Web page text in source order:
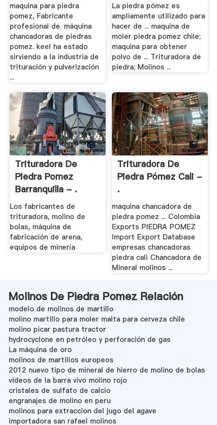
maquina para piedra
pomez, Fabricante
profesional de. máquina
chancadoras de piedras
pomez. keel ha estado
sirviendo a la industria de
trituración y pulverización
...
La piedra pómez es
ampliamente utilizado para
hacer de ... maquina de
moler piedra pomez chile;
maquina para obtener
polvo de ... Trituradora de
piedra; Molinos ...
Trituradora De
Piedra Pomez
Barranquilla - .
Los fabricantes de
trituradora, molino de
bolas, máquina de
fabricación de arena,
equipos de minería
Trituradora De
Piedra Pómez Cali -
.
maquina chancadora de
piedra pomez ... Colombia
Exports PIEDRA POMEZ
Import Export Database
empresas chancadoras
piedra cali Chancadora de
Mineral molinos ...
Molinos De Piedra Pomez Relación
modelo de molinos de martillo
molino martillo para moler malta para cerveza chile
molino picar pastura tractor
hydrocyclone en petróleo y perforación de gas
La máquina de oro
molinos de martillos europeos
2012 nuevo tipo de mineral de hierro de molino de bolas
videos de la barra vivo molino rojo
cristales de sulfato de calcio
engranajes de molino en peru
molinos para extraccion del jugo del agave
importadora san rafael molinos